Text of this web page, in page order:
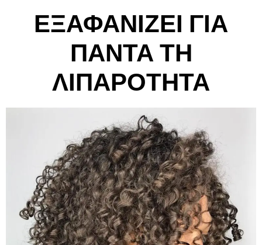
ΕΞΑΦΑΝΙΖΕΙ ΓΙΑ
ΠΑΝΤΑ ΤΗ
ΛΙΠΑΡΟΤΗΤΑ